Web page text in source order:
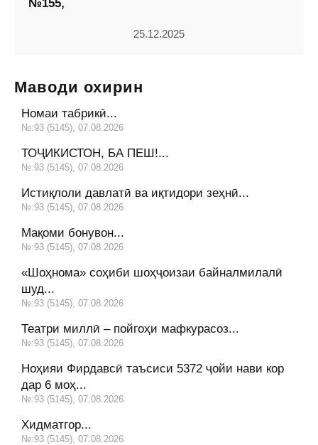
№155,
25.12.2025
Маводи охирин
Номаи табрикӣ...
№:93 (5145), 07.08.2026
ТОҶИКИСТОН, БА ПЕШ!...
№:93 (5145), 07.08.2026
Истиқлоли давлатӣ ва иқтидори зеҳнӣ...
№:93 (5145), 07.08.2026
Мақоми бонувон...
№:93 (5145), 07.08.2026
«Шоҳнома» соҳиби шоҳҷоизаи байналмилалӣ
шуд...
№:93 (5145), 07.08.2026
Театри миллӣ – пойгоҳи мафкурасоз...
№:93 (5145), 07.08.2026
Ноҳияи Фирдавсӣ таъсиси 5372 ҷойи нави кор
дар 6 моҳ...
№:93 (5145), 07.08.2026
Хидматгор...
№:93 (5145), 07.08.2026